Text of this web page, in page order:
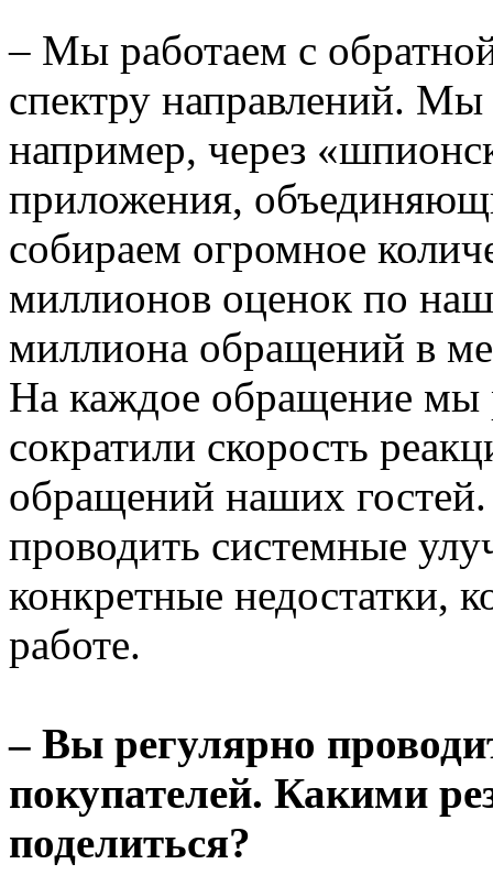
– Мы работаем с
спектру направлений.
например, через
приложения,
собираем огромное
миллионов оценок по
миллиона обращений в
На каждое обращение мы
сократили скорость
обращений наших гостей.
проводить системные
конкретные недостатки,
работе.
– Вы регулярно
покупателей. Какими
поделиться?